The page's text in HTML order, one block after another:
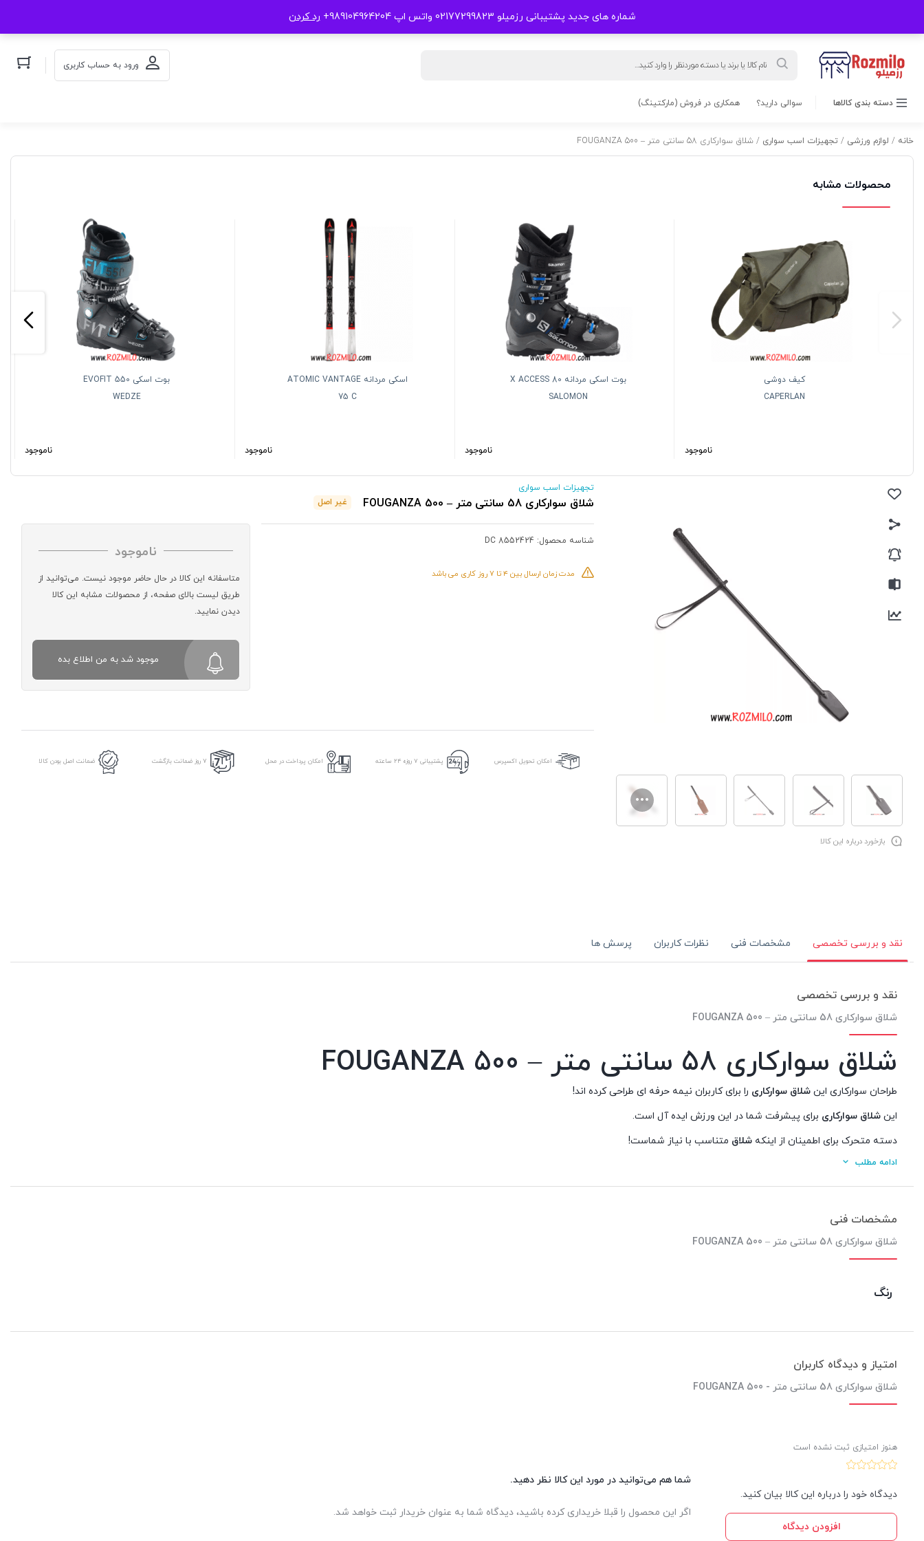
شماره های جدید پشتیبانی رزمیلو 02177299823 واتس اپ 989104964204+ رد کردن
search ورود به حساب کاربری
دسته بندی کالاها سوالی دارید؟ همکاری در فروش (مارکتینگ)
خانه / لوازم ورزشی / تجهیزات اسب سواری / شلاق سوارکاری 58 سانتی متر – 500 FOUGANZA
محصولات مشابه
کیف دوشی
CAPERLAN
ناموجود
بوت اسکی مردانه X ACCESS 80
SALOMON
ناموجود
اسکی مردانه ATOMIC VANTAGE
75 C
ناموجود
بوت اسکی EVOFIT 550
WEDZE
ناموجود
تجهیزات اسب سواری
شلاق سوارکاری 58 سانتی متر – 500 FOUGANZA غیر اصل
شناسه محصول: DC 8552424
مدت زمان ارسال بین ۴ تا ۷ روز کاری می باشد
ناموجود
متاسفانه این کالا در حال حاضر موجود نیست. می‌توانید از
طریق لیست بالای صفحه، از محصولات مشابه این کالا
دیدن نمایید.
موجود شد به من اطلاع بده
امکان تحویل اکسپرس پشتیبانی ۷ روزه ۲۴ ساعته امکان پرداخت در محل 7 روز ضمانت بازگشت ضمانت اصل بودن کالا
بازخورد درباره این کالا
نقد و بررسی تخصصی مشخصات فنی نظرات کاربران پرسش ها
نقد و بررسی تخصصی
شلاق سوارکاری 58 سانتی متر – 500 FOUGANZA
شلاق سوارکاری 58 سانتی متر – 500 FOUGANZA
طراحان سوارکاری این شلاق سوارکاری را برای کاربران نیمه حرفه ای طراحی کرده اند!
این شلاق سوارکاری برای پیشرفت شما در این ورزش ایده آل است.
دسته متحرک برای اطمینان از اینکه شلاق متناسب با نیاز شماست!
ادامه مطلب
مشخصات فنی
شلاق سوارکاری 58 سانتی متر – 500 FOUGANZA
رنگ
امتیاز و دیدگاه کاربران
شلاق سوارکاری 58 سانتی متر - 500 FOUGANZA
هنوز امتیازی ثبت نشده است
دیدگاه خود را درباره این کالا بیان کنید.
افزودن دیدگاه
شما هم می‌توانید در مورد این کالا نظر دهید.
اگر این محصول را قبلا خریداری کرده باشید، دیدگاه شما به عنوان خریدار ثبت خواهد شد.